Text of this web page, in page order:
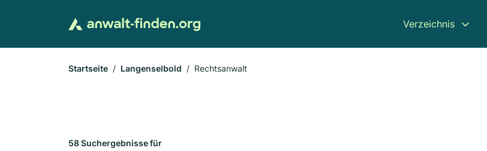
Verzeichnis
Startseite Langenselbold Rechtsanwalt
58 Suchergebnisse für